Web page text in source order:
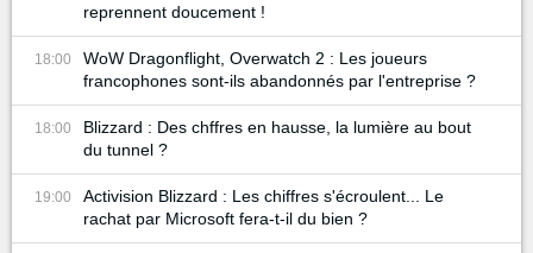
reprennent doucement !
18:00
WoW Dragonflight, Overwatch 2 : Les joueurs
francophones sont-ils abandonnés par l'entreprise ?
18:00
Blizzard : Des chffres en hausse, la lumière au bout
du tunnel ?
19:00
Activision Blizzard : Les chiffres s'écroulent... Le
rachat par Microsoft fera-t-il du bien ?